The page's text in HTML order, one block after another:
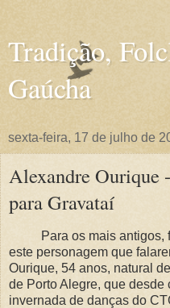
Tradição,
Gaúcha
sexta-feira, 17 de julho de
Alexandre Ourique
para Gravataí
Para os mais antigos,
este personagem que
Ourique, 54 anos, natural
de Porto Alegre, que desde
invernada de danças do